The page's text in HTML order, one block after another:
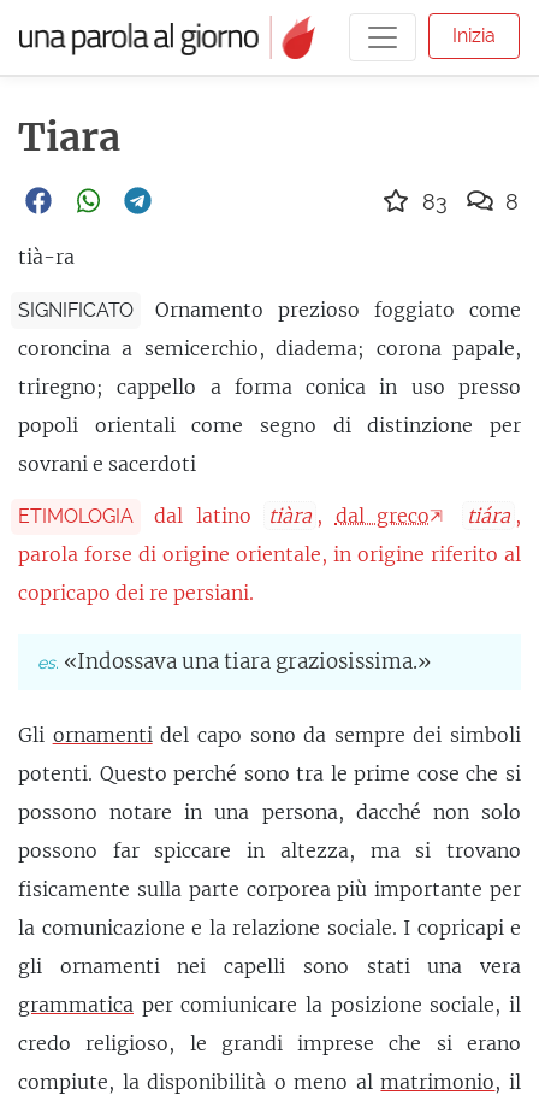
Inizia
Tiara
tià-ra
SIGNIFICATO
Ornamento prezioso foggiato come
coroncina a semicerchio, diadema; corona papale,
triregno; cappello a forma conica in uso presso
popoli orientali come segno di distinzione per
sovrani e sacerdoti
ETIMOLOGIA dal latino tiàra , dal greco tiára ,
parola forse di origine orientale, in origine riferito al
copricapo dei re persiani.
«Indossava una tiara graziosissima.»
Gli ornamenti del capo sono da sempre dei simboli
potenti. Questo perché sono tra le prime cose che si
possono notare in una persona, dacché non solo
possono far spiccare in altezza, ma si trovano
fisicamente sulla parte corporea più importante per
la comunicazione e la relazione sociale. I copricapi e
gli ornamenti nei capelli sono stati una vera
grammatica per comiunicare la posizione sociale, il
credo religioso, le grandi imprese che si erano
compiute, la disponibilità o meno almatrimonio, il
83 8